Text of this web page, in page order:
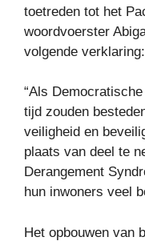
toetreden tot het
woordvoerster
volgende verklaring:
“Als
tijd zouden
veiligheid en
plaats van deel te
Derangement
hun inwoners veel
Het opbouwen van